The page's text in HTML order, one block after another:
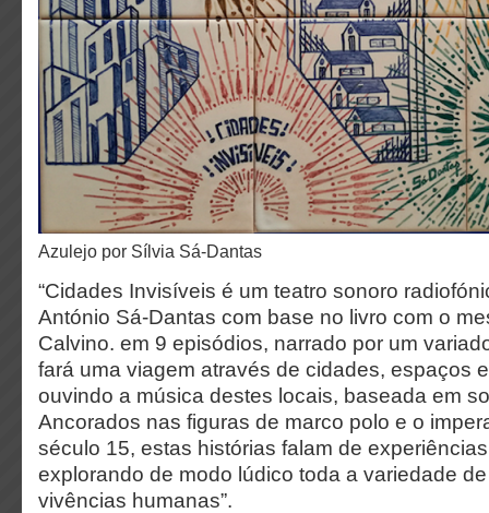
Azulejo por Sílvia Sá-Dantas
“Cidades Invisíveis é um teatro sonoro
António Sá-Dantas com base no livro com o
Calvino. em 9 episódios, narrado por um
fará uma viagem através de cidades, espaços
ouvindo a música destes locais, baseada em
Ancorados nas figuras de marco polo e o
século 15, estas histórias falam de
explorando de modo lúdico toda a variedade
vivências humanas”.